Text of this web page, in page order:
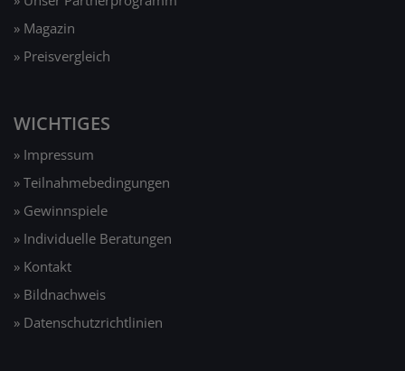
» Magazin
» Preisvergleich
WICHTIGES
» Impressum
» Teilnahmebedingungen
» Gewinnspiele
» Individuelle Beratungen
» Kontakt
» Bildnachweis
» Datenschutzrichtlinien